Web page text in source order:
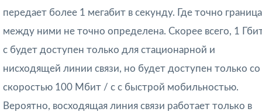
передает более 1 мегабит в секунду. Где точно граница
между ними не точно определена. Скорее всего, 1
с будет доступен только для стационарной и
нисходящей линии связи, но будет доступен только со
скоростью 100 Мбит / с с быстрой мобильностью.
Вероятно, восходящая линия связи работает только в